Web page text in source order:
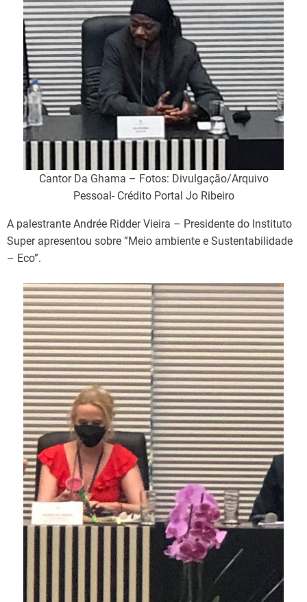
Cantor Da Ghama – Fotos: Divulgação/Arquivo
Pessoal- Crédito Portal Jo Ribeiro
A palestrante Andrée Ridder Vieira – Presidente do Instituto
Super apresentou sobre ”Meio ambiente e Sustentabilidade
– Eco”.